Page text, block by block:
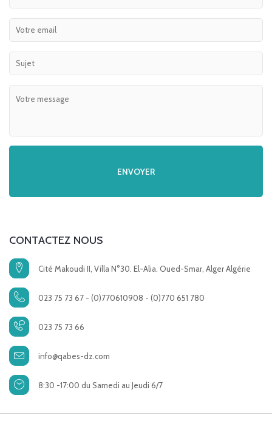
CONTACTEZ NOUS
Cité Makoudi II, Villa N°30. El-Alia. Oued-Smar, Alger Algérie
023 75 73 67 - (0)770610908 - (0)770 651 780
023 75 73 66
info@qabes-dz.com
8:30 -17:00 du Samedi au Jeudi 6/7